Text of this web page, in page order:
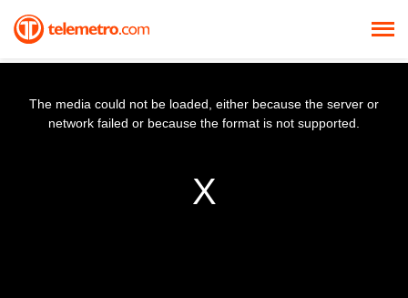
The media could not be loaded, either because the server or
network failed or because the format is not supported.